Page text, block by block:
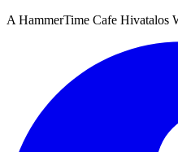
A HammerTime Cafe Hivatalos